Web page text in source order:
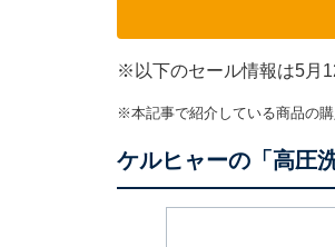
※以下のセール情報は5月
※本記事で紹介している商品の
ケルヒャーの「高圧